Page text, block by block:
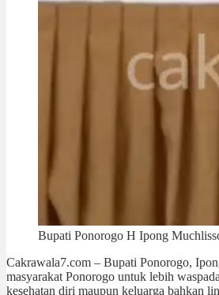
Bupati Ponorogo H Ipong
Cakrawala7.com – Bupati Ponorogo,
masyarakat Ponorogo untuk lebih
kesehatan diri maupun keluarga bahkan